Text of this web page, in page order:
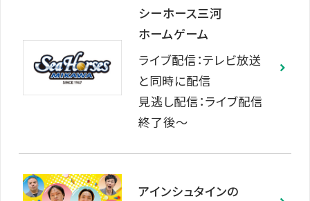
シーホース三河
ホームゲーム
ライブ配信：テレビ放送
と同時に配信
見逃し配信：ライブ配信
終了後～
アインシュタインの